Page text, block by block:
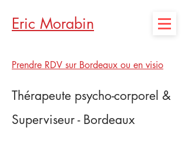
Eric Morabin
Prendre RDV sur Bordeaux ou en visio
Thérapeute psycho-corporel &
Superviseur - Bordeaux